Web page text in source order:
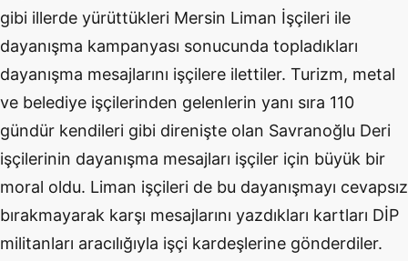
gibi illerde yürüttükleri Mersin Liman İşçileri ile
dayanışma kampanyası sonucunda topladıkları
dayanışma mesajlarını işçilere ilettiler. Turizm, metal
ve belediye işçilerinden gelenlerin yanı sıra 110
gündür kendileri gibi direnişte olan Savranoğlu Deri
işçilerinin dayanışma mesajları işçiler için büyük bir
moral oldu. Liman işçileri de bu dayanışmayı cevapsız
bırakmayarak karşı mesajlarını yazdıkları kartları DİP
militanları aracılığıyla işçi kardeşlerine gönderdiler.